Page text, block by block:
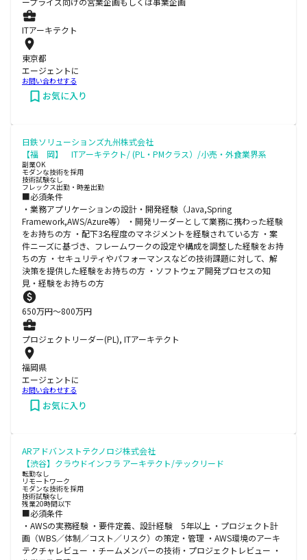
ITアーキテクト
東京都
エージェントに
お問い合わせする
お気に入り
日鉄ソリューションズ九州株式会社
【福 岡】 ITアーキテクト/ (PL・PMクラス）/小売・外食業界系
副業OK
モダンな技術を採用
技術試験なし
フレックス出勤・時差出勤
■必須条件
・業務アプリケーションの設計・開発経験（Java,Spring
Framework,AWS/Azure等） ・開発リーダーとして業務に携わった経験
をお持ちの方 ・配下3名程度のマネジメントを経験されている方 ・案
件ニーズに基づき、フレームワークの設定や構成を調整した経験をお持
ちの方 ・セキュリティやパフォーマンスなどの技術課題に対して、解
決策を提供した経験をお持ちの方 ・ソフトウェア開発プロセスの知
見・経験をお持ちの方
650万円〜800万円
プロジェクトリーダー(PL), ITアーキテクト
福岡県
エージェントに
お問い合わせする
お気に入り
ARアドバンストテクノロジ株式会社
【渋谷】クラウドインフラ アーキテクト/テックリード
転勤なし
リモートワーク
モダンな技術を採用
技術試験なし
残業20時間以下
■必須条件
・AWSの実務経験 ・要件定義、設計経験 5年以上 ・プロジェクト計
画（WBS／体制／コスト／リスク）の策定・管理 ・AWS環境のアーキ
テクチャレビュー ・チームメンバーの技術・プロジェクトレビュー ・